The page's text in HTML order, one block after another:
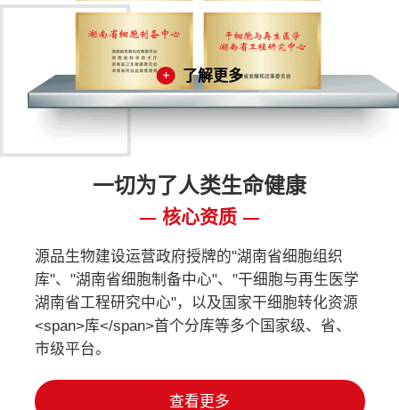
了解更多
一切为了人类生命健康
核心资质
源品生物建设运营政府授牌的"湖南省细胞组织
库"、"湖南省细胞制备中心"、"干细胞与再生医学
湖南省工程研究中心"，以及国家干细胞转化资源
<span>库</span>首个分库等多个国家级、省、
市级平台。
查看更多